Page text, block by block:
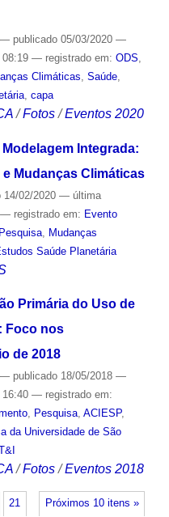
— publicado05/03/2020 —
— registrado em: ODS
Climáticas Saúde,
, capa
/Fotos /Eventos 2020
Integrada:
Mudanças Climáticas
14/02/2020 — última
— registrado em: Evento
Pesquisa, Mudanças
Saúde Planetária
Primária do Uso de
Foco nos
de 2018
— publicado18/05/2018 —
— registrado em:
, Pesquisa, ACIESP,
da Universidade de São
/Fotos /Eventos 2018
Próximos 10 itens »
21